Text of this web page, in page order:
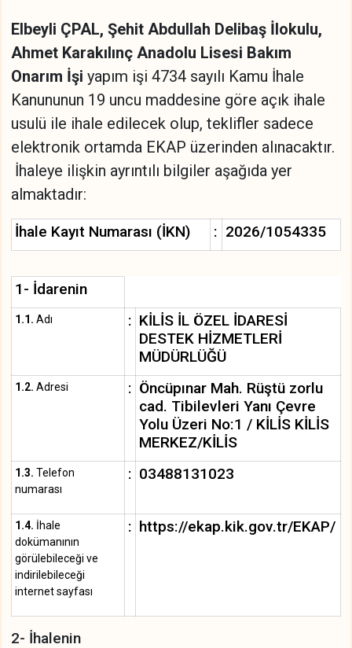
Elbeyli ÇPAL, Şehit Abdullah Delibaş İlokulu,
Ahmet Karakılınç Anadolu Lisesi Bakım
Onarım İşi yapım işi 4734 sayılı Kamu İhale
Kanununun 19 uncu maddesine göre açık ihale
usulü ile ihale edilecek olup, teklifler sadece
elektronik ortamda EKAP üzerinden alınacaktır.
İhaleye ilişkin ayrıntılı bilgiler aşağıda yer
almaktadır:
İhale Kayıt Numarası (İKN) : 2026/1054335
1- İdarenin
1.1. Adı : KİLİS İL ÖZEL İDARESİ
DESTEK HİZMETLERİ
MÜDÜRLÜĞÜ
1.2. Adresi : Öncüpınar Mah. Rüştü zorlu
cad. Tibilevleri Yanı Çevre
Yolu Üzeri No:1 / KİLİS KİLİS
MERKEZ/KİLİS
1.3. Telefon
numarası
: 03488131023
1.4. İhale
dokümanının
görülebileceği ve
indirilebileceği
internet sayfası
: https://ekap.kik.gov.tr/EKAP/
2- İhalenin